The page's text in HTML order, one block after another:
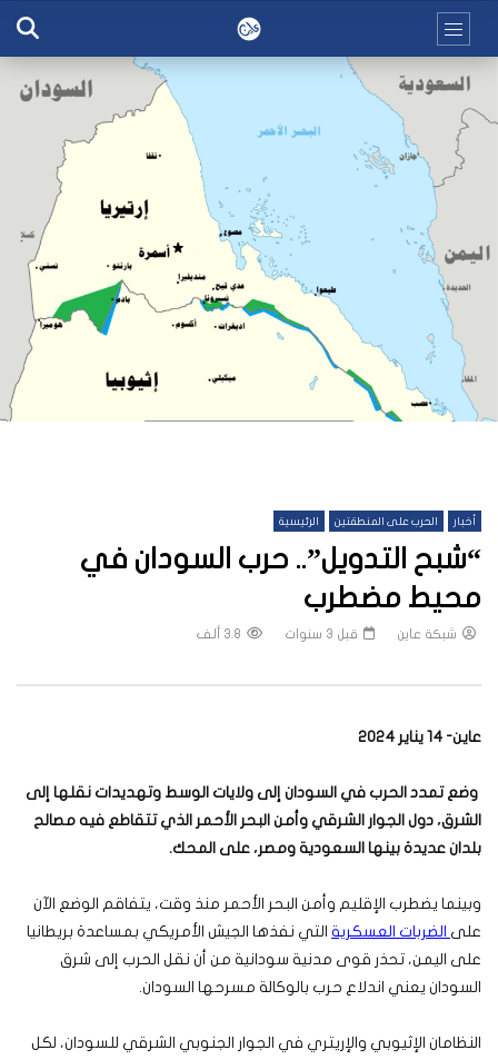
أخبار الحرب على المنطقتين الرئيسية
“شبح التدويل”.. حرب السودان في
محيط مضطرب
شبكة عاين قبل 3 سنوات 3.8 ألف
عاين- 14 يناير 2024
وضع تمدد الحرب في السودان إلى ولايات الوسط وتهديدات نقلها إلى
الشرق، دول الجوار الشرقي وأمن البحر الأحمر الذي تتقاطع فيه مصالح
بلدان عديدة بينها السعودية ومصر، على المحك.
وبينما يضطرب الإقليم وأمن البحر الأحمر منذ وقت، يتفاقم الوضع الآن
على الضربات العسكرية التي نفذها الجيش الأمريكي بمساعدة بريطانيا
على اليمن، تحذر قوى مدنية سودانية من أن نقل الحرب إلى شرق
السودان يعني اندلاع حرب بالوكالة مسرحها السودان.
النظامان الإثيوبي والإريتري في الجوار الجنوبي الشرقي للسودان، لكل